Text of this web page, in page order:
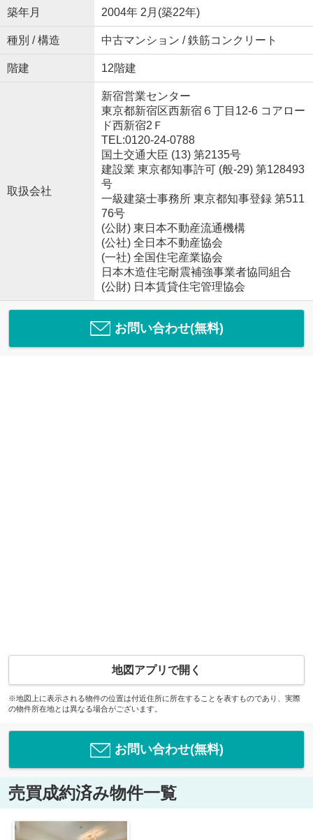
築年月 2004年 2月(築22年)
種別 / 構造 中古マンション / 鉄筋コンクリート
階建 12階建
取扱会社
新宿営業センター
東京都新宿区西新宿６丁目12-6 コアロー
ド西新宿2Ｆ
TEL:0120-24-0788
国土交通大臣 (13) 第2135号
建設業 東京都知事許可 (般-29) 第128493
号
一級建築士事務所 東京都知事登録 第511
76号
(公財) 東日本不動産流通機構
(公社) 全日本不動産協会
(一社) 全国住宅産業協会
日本木造住宅耐震補強事業者協同組合
(公財) 日本賃貸住宅管理協会
お問い合わせ(無料)
地図アプリで開く
※地図上に表示される物件の位置は付近住所に所在することを表すものであり、実際
の物件所在地とは異なる場合がございます。
お問い合わせ(無料)
売買成約済み物件一覧